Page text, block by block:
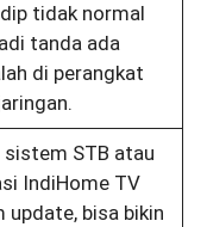
tidak normal
tanda ada
di perangkat
sistem STB atau
IndiHome TV
update, bisa bikin